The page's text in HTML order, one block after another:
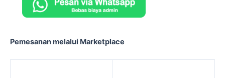
Pemesanan melalui Marketplace